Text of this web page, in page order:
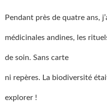
Pendant près de quatre ans,
médicinales andines, les
de soin. Sans carte
ni repères. La biodiversité
explorer !